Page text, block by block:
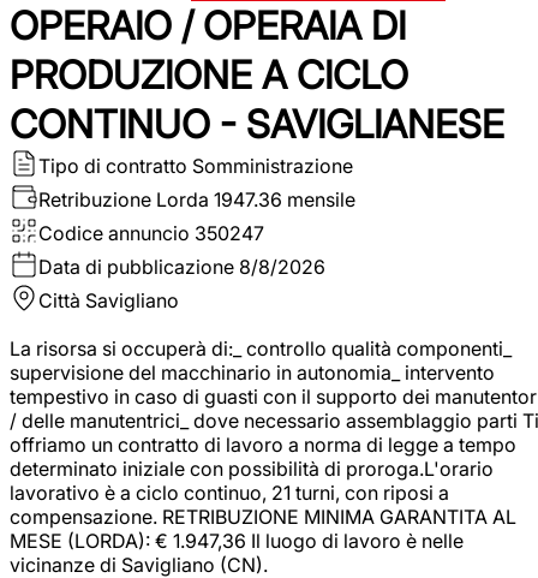
OPERAIO / OPERAIA DI
PRODUZIONE A CICLO
CONTINUO - SAVIGLIANESE
Tipo di contratto Somministrazione
Retribuzione Lorda 1947.36 mensile
Codice annuncio 350247
Data di pubblicazione 8/8/2026
Città Savigliano
La risorsa si occuperà di:_ controllo qualità componenti_
supervisione del macchinario in autonomia_ intervento
tempestivo in caso di guasti con il supporto dei
/ delle manutentrici_ dove necessario assemblaggio parti Ti
offriamo un contratto di lavoro a norma di legge a tempo
determinato iniziale con possibilità di proroga.L'orario
lavorativo è a ciclo continuo, 21 turni, con riposi a
compensazione. RETRIBUZIONE MINIMA GARANTITA AL
MESE (LORDA): € 1.947,36 Il luogo di lavoro è nelle
vicinanze di Savigliano (CN).